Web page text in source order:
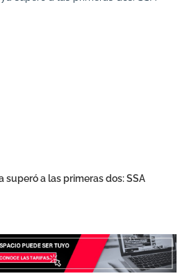
superó a las primeras dos: SSA